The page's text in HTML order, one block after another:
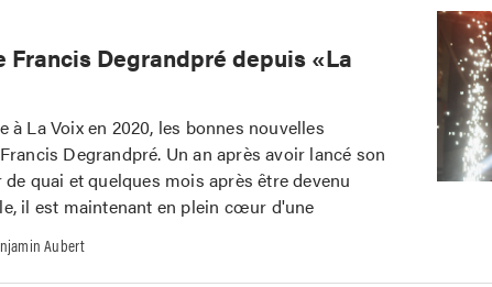
Francis Degrandpré depuis «La
à La Voix en 2020, les bonnes nouvelles
Degrandpré. Un an après avoir lancé son
quai et quelques mois après être devenu
il est maintenant en plein cœur d'une
Aubert